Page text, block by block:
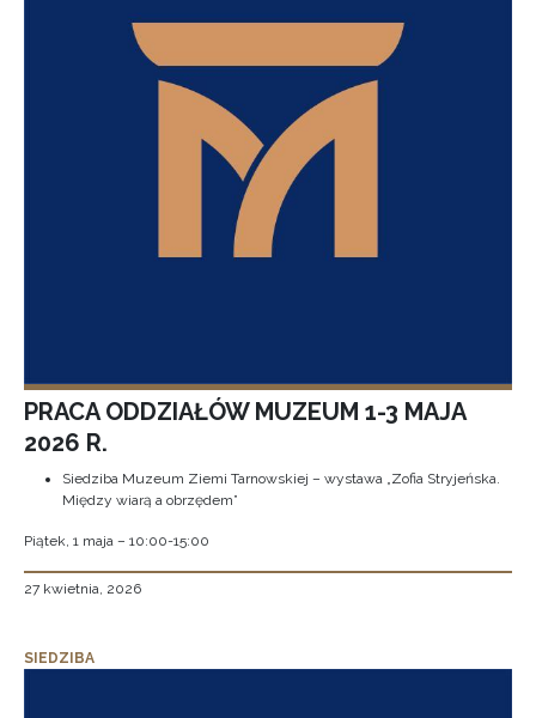
PRACA ODDZIAŁÓW MUZEUM 1-3 MAJA
2026 R.
Siedziba Muzeum Ziemi Tarnowskiej – wystawa „Zofia Stryjeńska.
Między wiarą a obrzędem”
Piątek, 1 maja – 10:00-15:00
27 kwietnia, 2026
SIEDZIBA